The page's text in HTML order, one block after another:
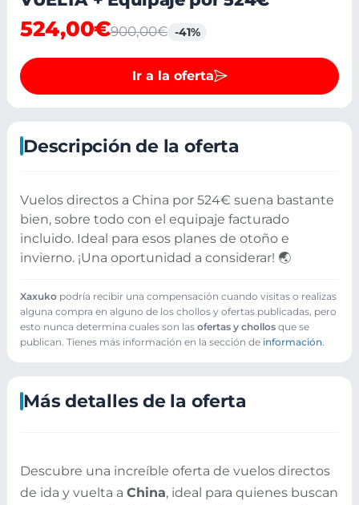
524,00€900,00€ -41%
Ir a la oferta
Descripción de la oferta
Vuelos directos a China por 524€ suena bastante
bien, sobre todo con el equipaje facturado
incluido. Ideal para esos planes de otoño e
invierno. ¡Una oportunidad a considerar! 🌏
Xaxuko podría recibir una compensación cuando visitas o realizas
alguna compra en alguno de los chollos y ofertas publicadas, pero
esto nunca determina cuales son las ofertas y chollos que se
publican. Tienes más información en la sección de información.
Más detalles de la oferta
Descubre una increíble oferta de vuelos directos
de ida y vuelta a China, ideal para quienes buscan